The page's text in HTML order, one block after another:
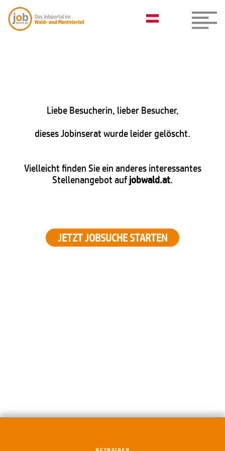
Liebe Besucherin, lieber Besucher,
dieses Jobinserat wurde leider gelöscht.
Vielleicht finden Sie ein anderes interessantes
Stellenangebot aufjobwald.at.
JETZT JOBSUCHE STARTEN